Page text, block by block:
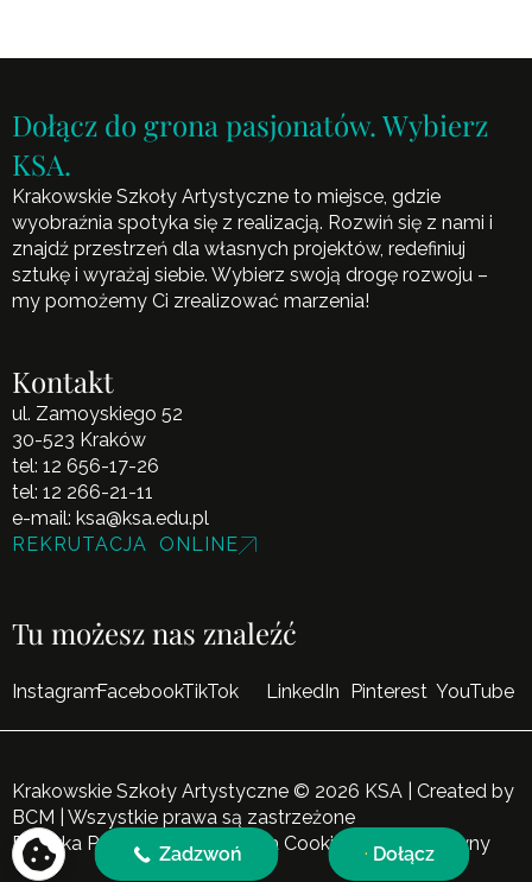
Dołącz do grona pasjonatów. Wybierz
KSA.
Krakowskie Szkoły Artystyczne to miejsce, gdzie
wyobraźnia spotyka się z realizacją. Rozwiń się z nami i
znajdź przestrzeń dla własnych projektów, redefiniuj
sztukę i wyrażaj siebie. Wybierz swoją drogę rozwoju –
my pomożemy Ci zrealizować marzenia!
Kontakt
ul. Zamoyskiego 52
30-523 Kraków
tel: 12 656-17-26
tel: 12 266-21-11
e-mail: ksa@ksa.edu.pl
REKRUTACJA ONLINE
Tu możesz nas znaleźć
InstagramFacebookTikTok LinkedIn Pinterest YouTube
Krakowskie Szkoły Artystyczne © 2026 KSA | Created by
BCM
| Wszystkie prawa są zastrzeżone
Polityka Prywatności
Polityka Cookies Mapa Witryny
Zadzwoń Dołącz